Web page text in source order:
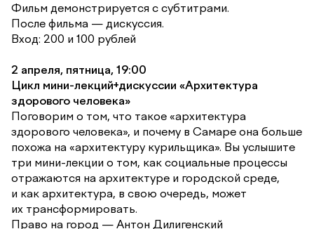
Фильм демонстрируется с субтитрами.
После фильма — дискуссия.
Вход: 200 и 100 рублей
2 апреля, пятница, 19:00
Цикл мини-лекций+дискуссии «Архитектура
здорового человека»
Поговорим о том, что такое «архитектура
здорового человека», и почему в Самаре она больше
похожа на «архитектуру курильщика». Вы услышите
три мини-лекции о том, как социальные процессы
отражаются на архитектуре и городской среде,
и как архитектура, в свою очередь, может
их трансформировать.
Право на город — Антон Дилигенский